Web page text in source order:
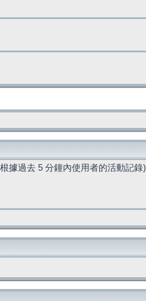
據過去 5 分鐘內使用者的活動記錄)